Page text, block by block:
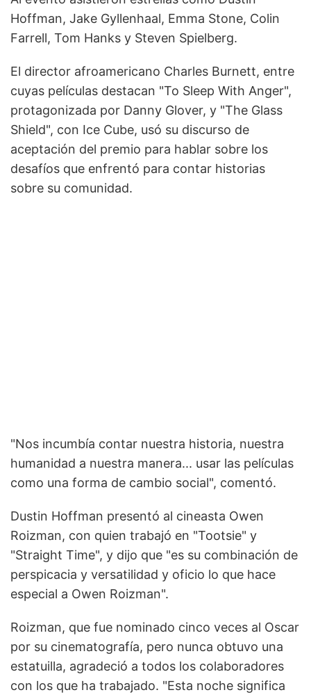
Hoffman, Jake Gyllenhaal, Emma Stone, Colin
Farrell, Tom Hanks y Steven Spielberg.
El director afroamericano Charles Burnett, entre
cuyas películas destacan "To Sleep With Anger",
protagonizada por Danny Glover, y "The Glass
Shield", con Ice Cube, usó su discurso de
aceptación del premio para hablar sobre los
desafíos que enfrentó para contar historias
sobre su comunidad.
"Nos incumbía contar nuestra historia, nuestra
humanidad a nuestra manera... usar las películas
como una forma de cambio social", comentó.
Dustin Hoffman presentó al cineasta Owen
Roizman, con quien trabajó en "Tootsie" y
"Straight Time", y dijo que "es su combinación de
perspicacia y versatilidad y oficio lo que hace
especial a Owen Roizman".
Roizman, que fue nominado cinco veces al Oscar
por su cinematografía, pero nunca obtuvo una
estatuilla, agradeció a todos los colaboradores
con los que ha trabajado. "Esta noche significa